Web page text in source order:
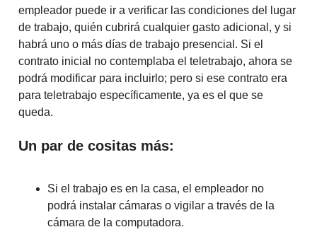
empleador puede ir a verificar las condiciones del lugar
de trabajo, quién cubrirá cualquier gasto adicional, y si
habrá uno o más días de trabajo presencial. Si el
contrato inicial no contemplaba el teletrabajo, ahora se
podrá modificar para incluirlo; pero si ese contrato era
para teletrabajo específicamente, ya es el que se
queda.
Un par de cositas más:
Si el trabajo es en la casa, el empleador no
podrá instalar cámaras o vigilar a través de la
cámara de la computadora.